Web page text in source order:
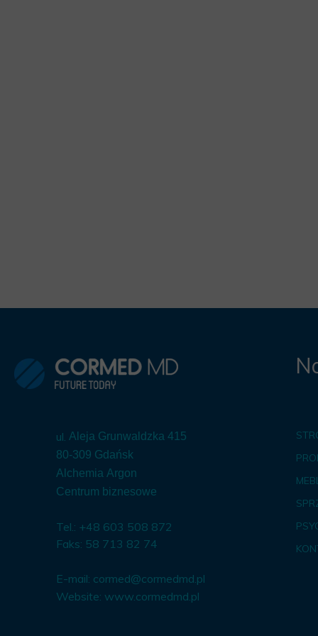
ul. Aleja Grunwaldzka 415
80-309 Gdańsk
Alchemia Argon
Centrum biznesowe
Tel.: +48 603 508 872
Faks: 58 713 82 74
E-mail: cormed@cormedmd.pl
Website: www.cormedmd.pl